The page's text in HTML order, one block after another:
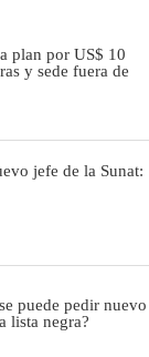
plan por US$ 10
y sede fuera de
jefe de la Sunat:
puede pedir nuevo
lista negra?